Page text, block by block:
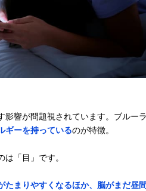
影響が問題視されています。ブルー
ギーを持っているのが特徴。
「目」です。
たまりやすくなるほか、脳がまだ昼